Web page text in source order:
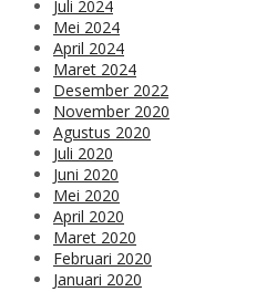
Juli 2024
Mei 2024
April 2024
Maret 2024
Desember 2022
November 2020
Agustus 2020
Juli 2020
Juni 2020
Mei 2020
April 2020
Maret 2020
Februari 2020
Januari 2020